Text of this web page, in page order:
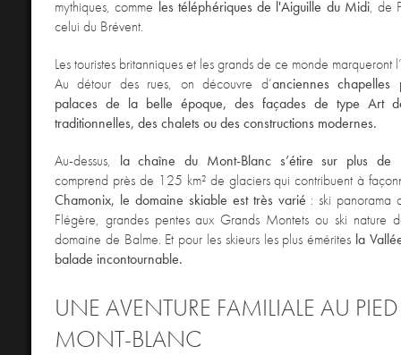
mythiques, comme les téléphériques de l'Aiguille du Midi, de
celui du Brévent.
Les touristes britanniques et les grands de ce monde marqueront
Au détour des rues, on découvre d’anciennes chapelles
palaces de la belle époque, des façades de type Art
traditionnelles, des chalets ou des constructions modernes.
Au-dessus, la chaîne du Mont-Blanc s’étire sur plus de
comprend près de 125 km² de glaciers qui contribuent à
Chamonix, le domaine skiable est très varié : ski panorama
Flégère, grandes pentes aux Grands Montets ou ski nature
domaine de Balme. Et pour les skieurs les plus émérites la
balade incontournable.
UNE AVENTURE FAMILIALE AU
MONT-BLANC